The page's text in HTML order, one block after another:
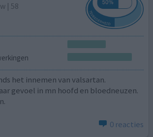
| 58
het innemen van valsartan.
gevoel in mn hoofd en bloedneuzen.
0 reacties